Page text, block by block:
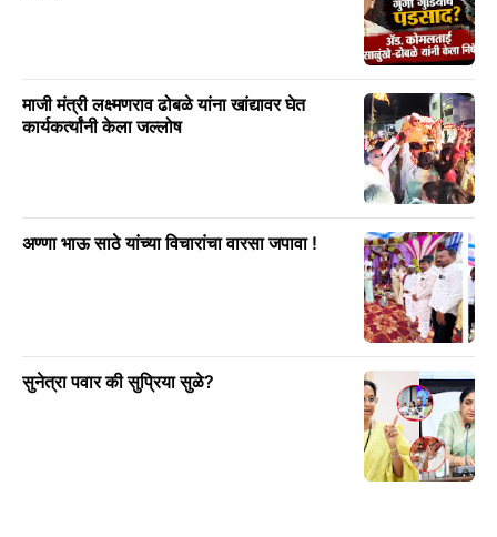
माजी मंत्री लक्ष्मणराव ढोबळे यांना खांद्यावर घेत
कार्यकर्त्यांनी केला जल्लोष
अण्णा भाऊ साठे यांच्या विचारांचा वारसा जपावा !
सुनेत्रा पवार की सुप्रिया सुळे?